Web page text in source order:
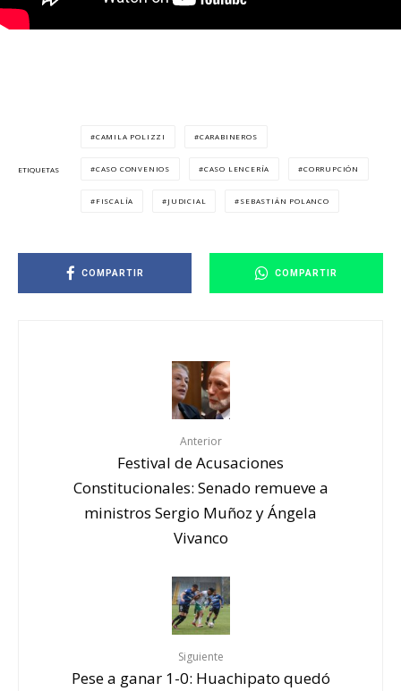
ETIQUETAS
CAMILA POLIZZI CARABINEROS
CASO CONVENIOS CASO LENCERÍA CORRUPCIÓN
FISCALÍA JUDICIAL SEBASTIÁN POLANCO
COMPARTIR COMPARTIR
Anterior
Festival de Acusaciones
Constitucionales: Senado remueve a
ministros Sergio Muñoz y Ángela
Vivanco
Siguiente
Pese a ganar 1-0: Huachipato quedó